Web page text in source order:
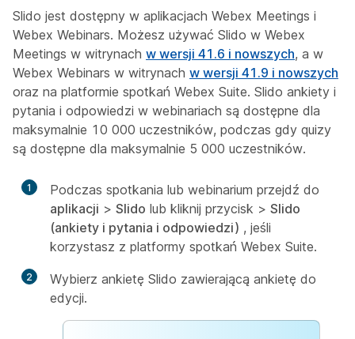
Slido jest dostępny w aplikacjach Webex Meetings i
Webex Webinars. Możesz używać Slido w Webex
Meetings w witrynach w wersji 41.6 i nowszych, a w
Webex Webinars w witrynach w wersji 41.9 i nowszych
oraz na platformie spotkań Webex Suite. Slido ankiety i
pytania i odpowiedzi w webinariach są dostępne dla
maksymalnie 10 000 uczestników, podczas gdy quizy
są dostępne dla maksymalnie 5 000 uczestników.
1
Podczas spotkania lub webinarium przejdź do
aplikacji > Slido lub kliknij przycisk > Slido
(ankiety i pytania i odpowiedzi) , jeśli
korzystasz z platformy spotkań Webex Suite.
2
Wybierz ankietę Slido zawierającą ankietę do
edycji.